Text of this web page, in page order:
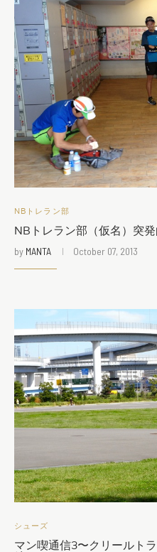
NBトレラン部
NBトレラン部（仮名）突発
by MANTA October 07, 2013
シューズ
マン喫通信3〜クリールト